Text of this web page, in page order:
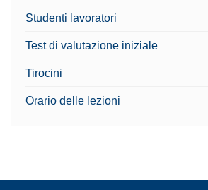
Studenti lavoratori
Test di valutazione iniziale
Tirocini
Orario delle lezioni